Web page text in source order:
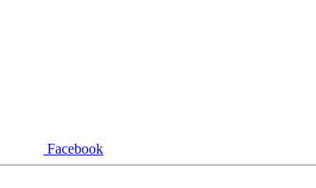
Facebook